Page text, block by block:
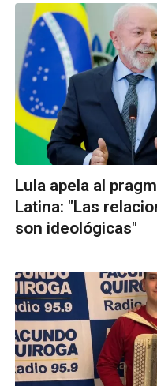
Lula apela al
Latina: "Las
son ideológicas"